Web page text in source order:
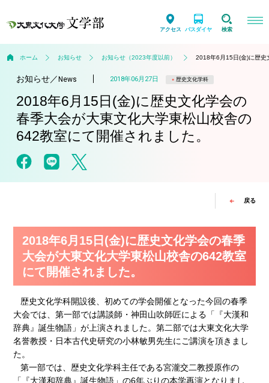
アクセス バスダイヤ 検索
ホーム お知らせ お知らせ（2023年度以前） 2018年6月15日(金)に歴史
お知らせ／ News 2018年06月27日 歴史文化学科
2018年6月15日(金)に歴史文化学会の
春季大会が大東文化大学東松山校舎の
642教室にて開催されました。
戻る
2018年6月15日(金)に歴史文化学会の春季
大会が大東文化大学東松山校舎の642教室
にて開催されました。
歴史文化学科開設後、初めての学会開催となった今回の春季
大会では、第一部では講談師・神田山吹師匠による「『大漢和
辞典』誕生物語」が上演されました。第二部では大東文化大学
名誉教授・日本古代史研究の小林敏男先生にご講演を頂きまし
た。
第一部では、歴史文化学科主任である宮瀧交二教授原作の
「『大漢和辞典』誕生物語」の6年ぶりの本学再演となりまし